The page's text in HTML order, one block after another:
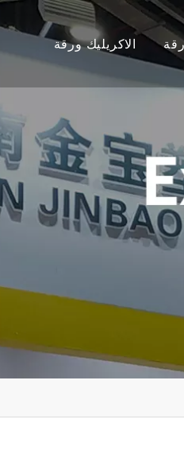
الاكريليك ورقة
الاكريليك المصبوب
الاكريليك الملونة
بثق ورقة الاكريليك
ورقة أكريليك بلوري
سميكة للغاية
لحوض الاستحمام